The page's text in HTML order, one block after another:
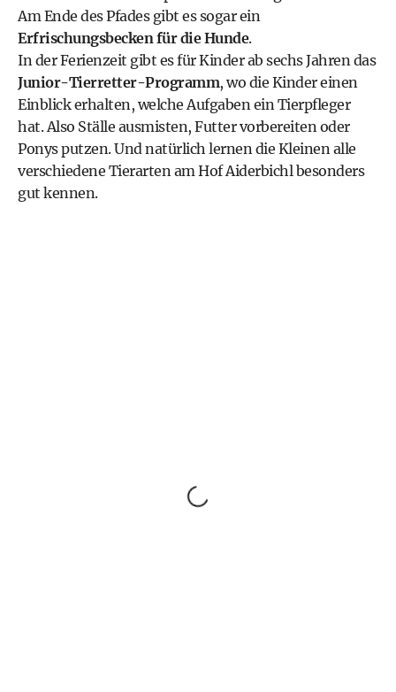
Am Ende des Pfades gibt es sogar ein
Erfrischungsbecken für die Hunde.
In der Ferienzeit gibt es für Kinder ab sechs Jahren das
Junior-Tierretter-Programm, wo die Kinder einen
Einblick erhalten, welche Aufgaben ein Tierpfleger
hat. Also Ställe ausmisten, Futter vorbereiten oder
Ponys putzen. Und natürlich lernen die Kleinen alle
verschiedene Tierarten am Hof Aiderbichl besonders
gut kennen.